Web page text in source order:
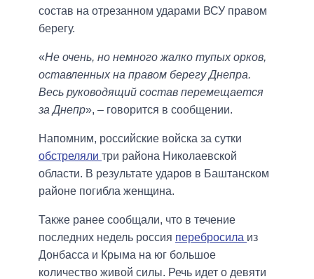
состав на отрезанном ударами ВСУ правом
берегу.
«Не очень, но немного жалко тупых орков,
оставленных на правом берегу Днепра.
Весь руководящий состав перемещается
за Днепр», – говорится в сообщении.
Напомним, российские войска за сутки
обстреляли три района Николаевской
области. В результате ударов в Баштанском
районе погибла женщина.
Также ранее сообщали, что в течение
последних недель россия перебросила из
Донбасса и Крыма на юг большое
количество живой силы. Речь идет о девяти